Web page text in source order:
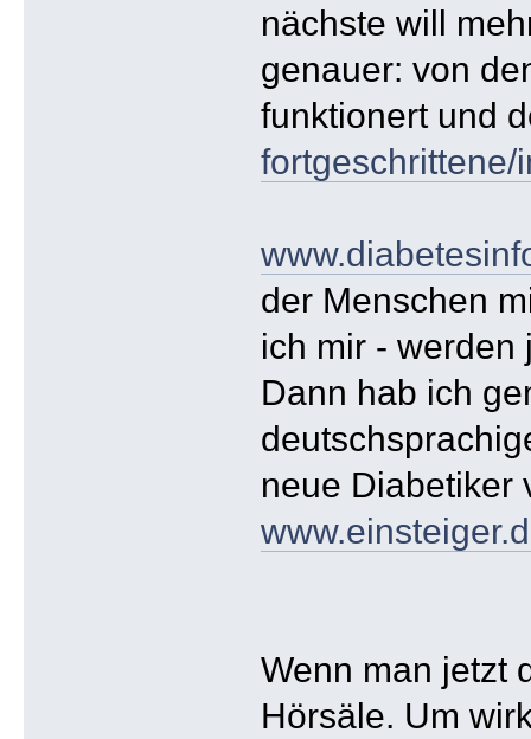
nächste will
genauer: von
funktionert und
der Menschen
ich mir - werden
Dann hab ich
neue Diabetiker
Wenn man jetzt
Hörsäle. Um